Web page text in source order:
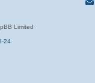
Limited
24